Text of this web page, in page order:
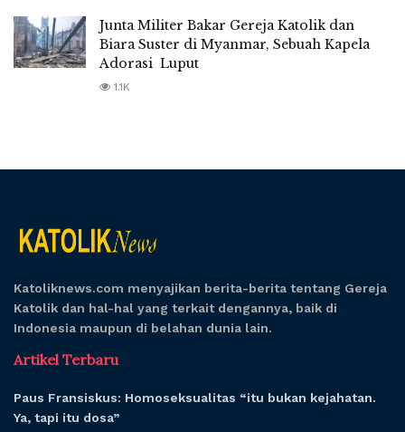
Junta Militer Bakar Gereja Katolik dan
Biara Suster di Myanmar, Sebuah Kapela
Adorasi Luput
1.1K
Katoliknews.com menyajikan berita-berita tentang Gereja
Katolik dan hal-hal yang terkait dengannya, baik di
Indonesia maupun di belahan dunia lain.
Artikel Terbaru
Paus Fransiskus: Homoseksualitas “itu bukan kejahatan.
Ya, tapi itu dosa”